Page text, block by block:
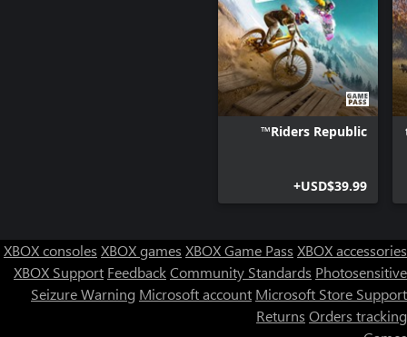
Riders Republic™
USD$39.99+
XBOX consoles XBOX games XBOX Game Pass XBOX accessories
XBOX Support FeedbackCommunity Standards Photosensitive
Seizure Warning Microsoft account Microsoft Store Support
Returns Orders tracking